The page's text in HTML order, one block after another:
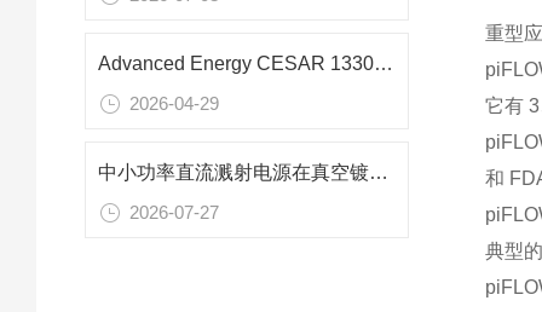
Advanced Energy CESAR 1330 3000W 射频电源 性能与接口详解
2026-04-29
中小功率直流溅射电源在真空镀膜领域的应用--以德国ADL GS 20/800为例
2026-07-27
重型
它有
和
典型